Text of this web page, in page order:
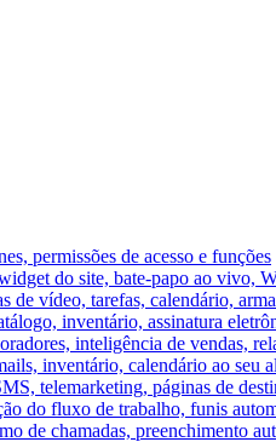
permissões de acesso e funções
do site, bate-papo ao vivo,
de vídeo, tarefas, calendário,
inventário, assinatura
inteligência de vendas,
inventário, calendário ao seu
telemarketing, páginas de
do fluxo de trabalho, funis
de chamadas, preenchimento